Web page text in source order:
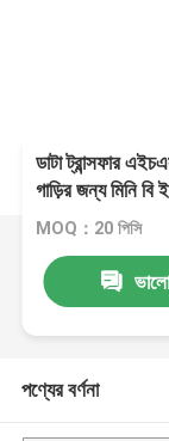
ডাটা ট্রান্সফার
গাড়ির জন্য মিনি বি
MOQ：20 পিসি
পণ্যের বর্ণনা